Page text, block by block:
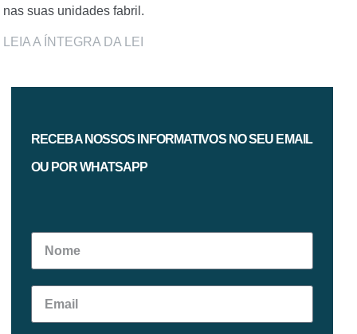
nas suas unidades fabril.
LEIA A ÍNTEGRA DA LEI
RECEBA NOSSOS INFORMATIVOS NO SEU EMAIL
OU POR WHATSAPP